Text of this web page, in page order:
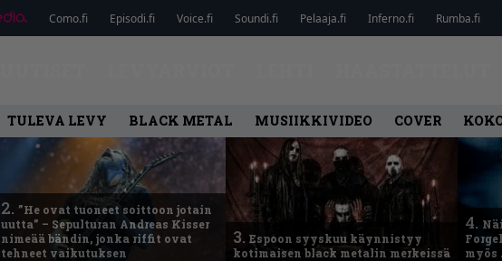
Como.fi Episodi.fi Voice.fi Soundi.fi Pelaaja.fi Inferno.fi Rumba.fi
TULEVA LEVY BLACK METAL MUSIIKKIVIDEO COVER
2. ”He ovat tuoneet soittoon jotain
uutta” – Sepulturan Andreas Kisser
nimeää bändin, jonka riffit ovat
tehneet vaikutuksen
3. Espoon syyskuu käynnistyy
kotimaisen black metalin merkeissä
4.
myös